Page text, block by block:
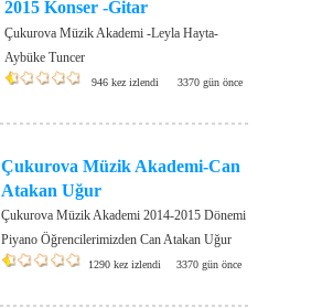
2015 Konser -Gitar
Çukurova Müzik Akademi -Leyla Hayta-
Aybüke Tuncer
946 kez izlendi 3370 gün önce
Çukurova Müzik Akademi-Can
Atakan Uğur
Çukurova Müzik Akademi 2014-2015 Dönemi
Piyano Öğrencilerimizden Can Atakan Uğur
1290 kez izlendi 3370 gün önce